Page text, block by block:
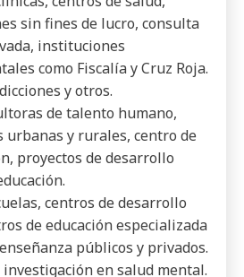
sin fines de lucro, consulta
instituciones
como Fiscalía y Cruz Roja.
y otros.
de talento humano,
urbanas y rurales, centro de
proyectos de desarrollo
centros de desarrollo
de educación especializada
públicos y privados.
investigación en salud mental.